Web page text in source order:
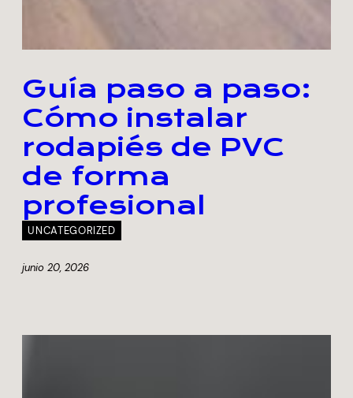
Guía paso a paso:
Cómo instalar
rodapiés de PVC
de forma
profesional
UNCATEGORIZED
junio 20, 2026